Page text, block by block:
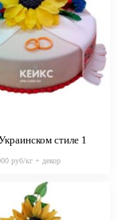
стиле 1
руб/кг + декор